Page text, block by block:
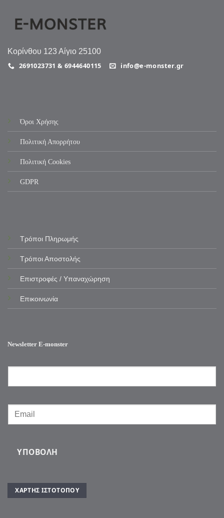
Κορίνθου 123 Αίγιο 25100
2691023731 & 6944640115 info@e-monster.gr
Όροι Χρήσης
Πολιτική Απορρήτου
Πολιτική Cookies
GDPR
Τρόποι Πληρωμής
Τρόποι Αποστολής
Επιστροφές / Υπαναχώρηση
Επικοινωνία
Newsletter E-monster
ΥΠΟΒΟΛΉ
ΧΆΡΤΗΣ ΙΣΤΌΤΟΠΟΥ